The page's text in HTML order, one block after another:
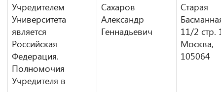
Учредителем
Университета
является
Российская
Федерация.
Полномочия
Учредителя в
Сахаров
Александр
Геннадьевич
Старая
11/2 стр.
Москва,
105064